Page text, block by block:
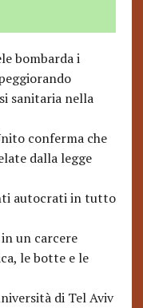
bombarda i
sanitaria nella
conferma che
dalla legge
autocrati in tutto
un carcere
le botte e le
di Tel Aviv